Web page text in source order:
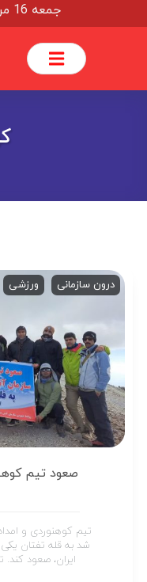
جمعه 16 مرداد
درون سازمانی ورزشی
صعود تیم
تیم کوهنوردی و
شد به قله تفتان
ایران، صعود